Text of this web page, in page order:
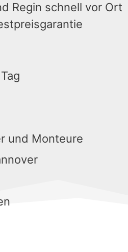
Regin schnell vor Ort
und Monteure